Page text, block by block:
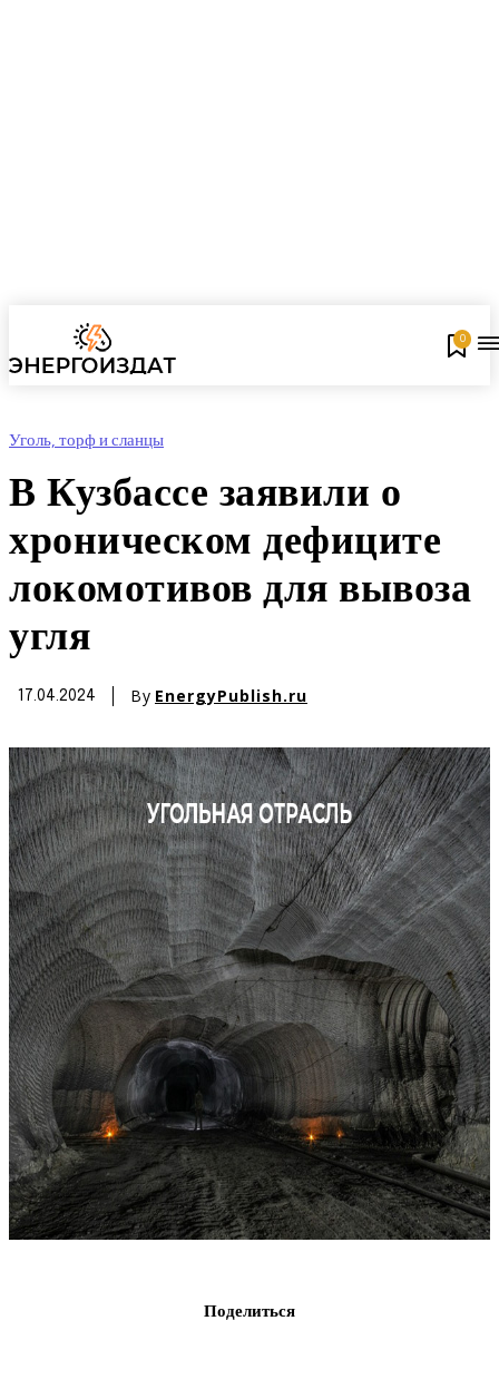
0
Уголь, торф и сланцы
В Кузбассе заявили о
хроническом дефиците
локомотивов для вывоза
угля
17.04.2024 By EnergyPublish.ru
Поделиться